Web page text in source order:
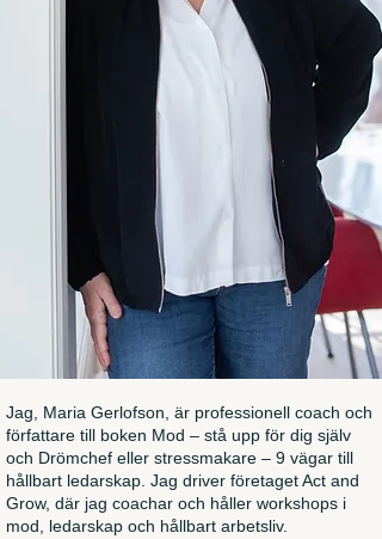
Jag, Maria Gerlofson, är professionell coach och
författare till boken Mod – stå upp för dig själv
och Drömchef eller stressmakare – 9 vägar till
hållbart ledarskap. Jag driver företaget Act and
Grow, där jag coachar och håller workshops i
mod, ledarskap och hållbart arbetsliv.